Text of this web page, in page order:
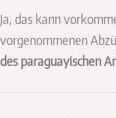
Ja, das kann
vorgenommenen
des paraguayischen